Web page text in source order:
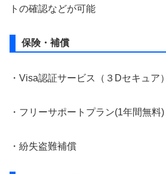
トの確認などが可能
保険・補償
・Visa認証サービス（３Dセキュア
・フリーサポートプラン(1年間無料)
・紛失盗難補償